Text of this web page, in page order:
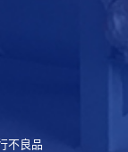
不良品